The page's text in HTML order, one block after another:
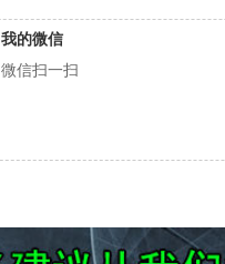
我的微信
微信扫一扫